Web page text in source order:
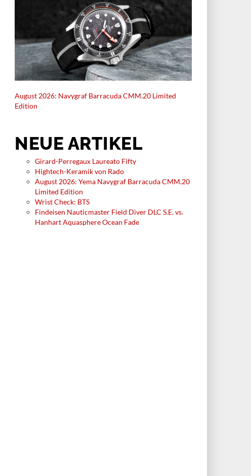
August 2026: Navygraf Barracuda CMM.20 Limited
Edition
NEUE ARTIKEL
Girard-Perregaux Laureato Fifty
Hightech-Keramik von Rado
August 2026: Yema Navygraf Barracuda CMM.20
Limited Edition
Wrist Check: BTS
Findeisen Nauticmaster Field Diver DLC S.E. vs.
Hanhart Aquasphere Ocean Fade